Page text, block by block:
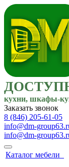
кухни, шкафы-
Заказать звонок
8 (846) 205-61-05
info@dm-
info@dm-
Каталог мебели